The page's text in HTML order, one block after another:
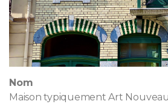
Nom
Maison typiquement Art Nouveau